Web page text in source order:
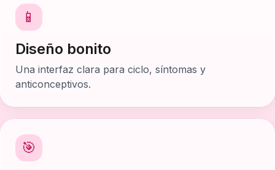
📱
Diseño bonito
Una interfaz clara para ciclo, síntomas y
anticonceptivos.
🎯